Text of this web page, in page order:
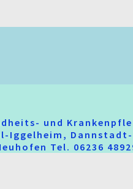
und
Iggelheim,
Tel. 06236